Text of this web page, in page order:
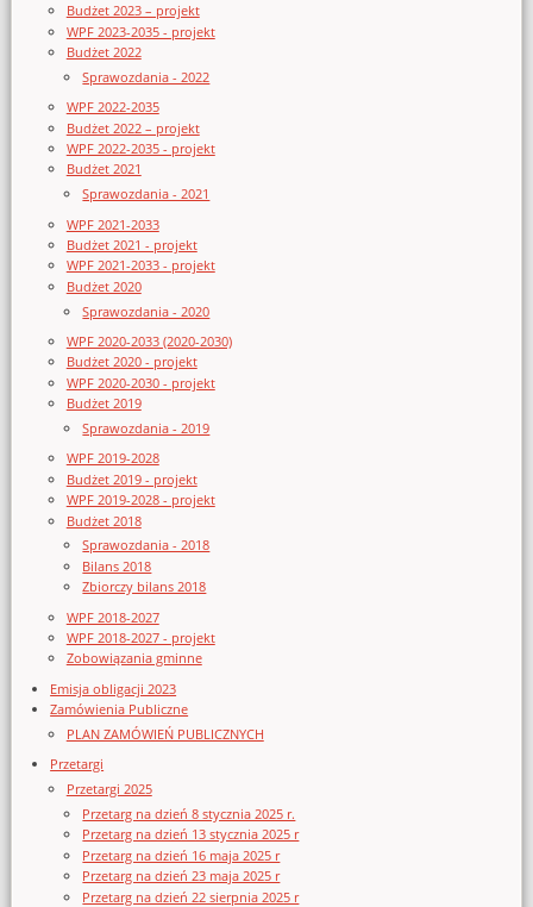
Budżet 2023 – projekt
WPF 2023-2035 - projekt
Budżet 2022
Sprawozdania - 2022
WPF 2022-2035
Budżet 2022 – projekt
WPF 2022-2035 - projekt
Budżet 2021
Sprawozdania - 2021
WPF 2021-2033
Budżet 2021 - projekt
WPF 2021-2033 - projekt
Budżet 2020
Sprawozdania - 2020
WPF 2020-2033 (2020-2030)
Budżet 2020 - projekt
WPF 2020-2030 - projekt
Budżet 2019
Sprawozdania - 2019
WPF 2019-2028
Budżet 2019 - projekt
WPF 2019-2028 - projekt
Budżet 2018
Sprawozdania - 2018
Bilans 2018
Zbiorczy bilans 2018
WPF 2018-2027
WPF 2018-2027 - projekt
Zobowiązania gminne
Emisja obligacji 2023
Zamówienia Publiczne
PLAN ZAMÓWIEŃ PUBLICZNYCH
Przetargi
Przetargi 2025
Przetarg na dzień 8 stycznia 2025 r.
Przetarg na dzień 13 stycznia 2025 r
Przetarg na dzień 16 maja 2025 r
Przetarg na dzień 23 maja 2025 r
Przetarg na dzień 22 sierpnia 2025 r